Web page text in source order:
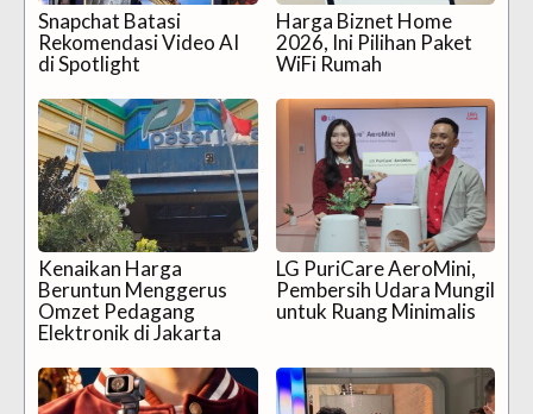
Snapchat Batasi
Rekomendasi Video AI
di Spotlight
Harga Biznet Home
2026, Ini Pilihan Paket
WiFi Rumah
Kenaikan Harga
Beruntun Menggerus
Omzet Pedagang
Elektronik di Jakarta
LG PuriCare AeroMini,
Pembersih Udara Mungil
untuk Ruang Minimalis